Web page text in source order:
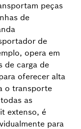
peças
de
de
opera em
de carga de
oferecer alta
o transporte
as
extenso, é
para